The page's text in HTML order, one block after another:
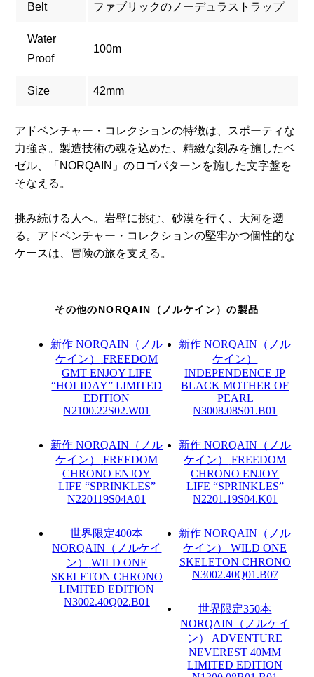
Belt ファブリックのノーデュラストラップ
Water
Proof
100m
Size 42mm
アドベンチャー・コレクションの特徴は、スポーティな
力強さ。製造技術の魂を込めた、精緻な刻みを施したベ
ゼル、「NORQAIN」のロゴパターンを施した文字盤を
そなえる。
挑み続ける人へ。岩壁に挑む、砂漠を行く、大河を遡
る。アドベンチャー・コレクションの堅牢かつ個性的な
ケースは、冒険の旅を支える。
その他のNORQAIN（ノルケイン）の製品
新作 NORQAIN（ノル
ケイン）
FREEDOM
GMT ENJOY LIFE
“HOLIDAY” LIMITED
EDITION
N2100.22S02.W01
新作 NORQAIN（ノル
ケイン）
INDEPENDENCE JP
BLACK MOTHER OF
PEARL
N3008.08S01.B01
新作 NORQAIN（ノル
ケイン）
FREEDOM
CHRONO ENJOY
LIFE “SPRINKLES”
N220119S04A01
新作 NORQAIN（ノル
ケイン）
FREEDOM
CHRONO ENJOY
LIFE “SPRINKLES”
N2201.19S04.K01
世界限定400本
NORQAIN（ノルケイ
ン）
WILD ONE
SKELETON CHRONO
LIMITED EDITION
N3002.40Q02.B01
新作 NORQAIN（ノル
ケイン）
WILD ONE
SKELETON CHRONO
N3002.40Q01.B07
世界限定350本
NORQAIN（ノルケイ
ン）
ADVENTURE
NEVEREST 40MM
LIMITED EDITION